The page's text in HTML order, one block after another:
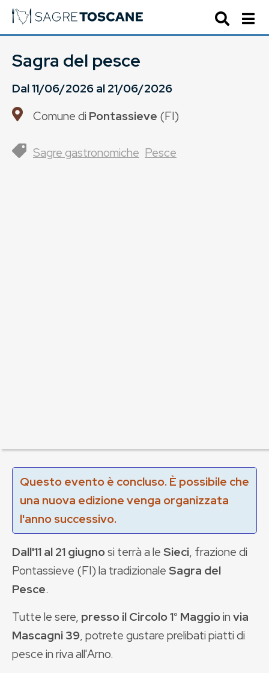
Sagra del pesce
Dal11/06/2026al21/06/2026
Comune di Pontassieve (FI)
Sagre gastronomiche Pesce
Questo evento è concluso. È possibile che
una nuova edizione venga organizzata
l'anno successivo.
Dall'11 al 21 giugnosi terrà a leSieci, frazione di
Pontassieve (FI) la tradizionaleSagra del
Pesce.
Tutte le sere, presso il Circolo 1° Maggioinvia
Mascagni39, potrete gustare prelibati piatti di
pesce in riva all'Arno.